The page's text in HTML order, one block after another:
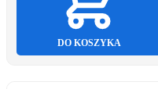
DO KOSZYKA